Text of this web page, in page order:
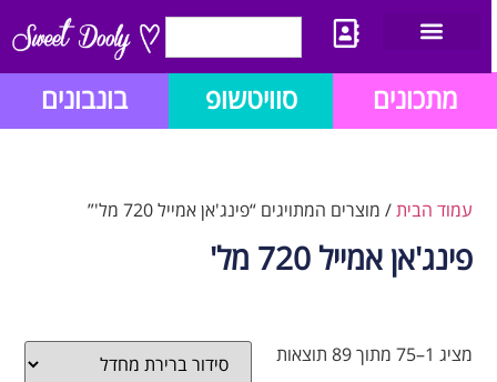
מתכונים סוויטשופ בונבונים
עמוד הבית/ מוצרים המתויגים “פינג'אן אמייל 720 מל'”
פינג'אן אמייל 720 מל'
מציג 1–75 מתוך 89 תוצאות